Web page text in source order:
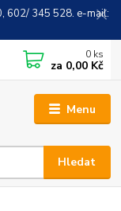
602/ 345 528. e-mail:
Menu
Hledat
0 ks
za 0,00 Kč